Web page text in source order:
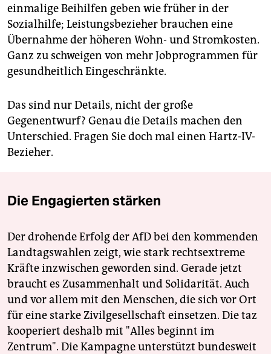
einmalige Beihilfen geben wie früher in der
Sozialhilfe; Leistungsbezieher brauchen eine
Übernahme der höheren Wohn- und Stromkosten.
Ganz zu schweigen von mehr Jobprogrammen für
gesundheitlich Eingeschränkte.
Das sind nur Details, nicht der große
Gegenentwurf? Genau die Details machen den
Unterschied. Fragen Sie doch mal einen Hartz-IV-
Bezieher.
Die Engagierten stärken
Der drohende Erfolg der AfD bei den kommenden
Landtagswahlen zeigt, wie stark rechtsextreme
Kräfte inzwischen geworden sind. Gerade jetzt
braucht es Zusammenhalt und Solidarität. Auch
und vor allem mit den Menschen, die sich vor Ort
für eine starke Zivilgesellschaft einsetzen. Die taz
kooperiert deshalb mit "Alles beginnt im
Zentrum". Die Kampagne unterstützt bundesweit